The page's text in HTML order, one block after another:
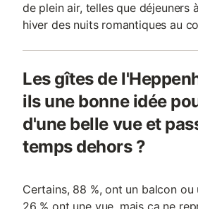
de plein air, telles que déjeuners
hiver des nuits romantiques au
Les gîtes de
ils une bonne idée
d'une belle vue et
temps dehors ?
Certains, 88 %, ont un balcon ou
26 % ont une vue, mais ça ne